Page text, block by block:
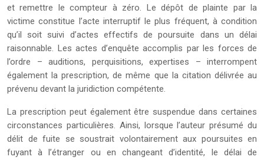
et remettre le compteur à zéro. Le dépôt de plainte par la
victime constitue l’acte interruptif le plus fréquent, à condition
qu’il soit suivi d’actes effectifs de poursuite dans un délai
raisonnable. Les actes d’enquête accomplis par les forces de
l’ordre – auditions, perquisitions, expertises – interrompent
également la prescription, de même que la citation délivrée au
prévenu devant la juridiction compétente.
La prescription peut également être suspendue dans certaines
circonstances particulières. Ainsi, lorsque l’auteur présumé du
délit de fuite se soustrait volontairement aux poursuites en
fuyant à l’étranger ou en changeant d’identité, le délai de